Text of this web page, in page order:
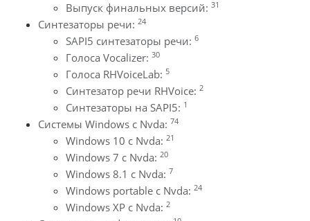
Выпуск финальных версий: 31
Синтезаторы речи: 24
SAPI5 синтезаторы речи: 6
Голоса Vocalizer: 30
Голоса RHVoiceLab: 5
Синтезатор речи RHVoice: 2
Синтезаторы на SAPI5: 1
Системы Windows с Nvda: 74
Windows 10 с Nvda: 21
Windows 7 с Nvda: 20
Windows 8.1 с Nvda: 7
Windows portable с Nvda: 24
Windows XP с Nvda: 2